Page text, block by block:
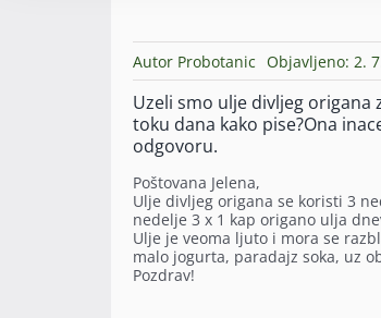
Autor Probotanic Objavljeno: 2.
Uzeli smo ulje divljeg origana
toku dana kako pise?Ona
odgovoru.
Poštovana Jelena,
Ulje divljeg origana se koristi 3
nedelje 3 x 1 kap origano ulja
Ulje je veoma ljuto i mora se
malo jogurta, paradajz soka, uz
Pozdrav!